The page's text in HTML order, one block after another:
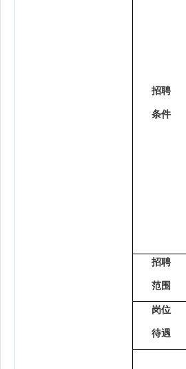
招聘
条件
招聘
范围
岗位
待遇